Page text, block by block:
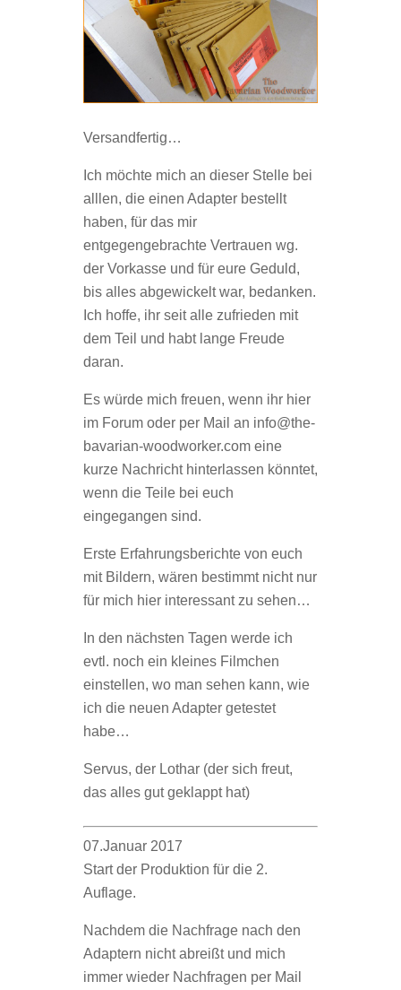
Versandfertig…
Ich möchte mich an dieser Stelle bei
alllen, die einen Adapter bestellt
haben, für das mir
entgegengebrachte Vertrauen wg.
der Vorkasse und für eure Geduld,
bis alles abgewickelt war, bedanken.
Ich hoffe, ihr seit alle zufrieden mit
dem Teil und habt lange Freude
daran.
Es würde mich freuen, wenn ihr hier
im Forum oder per Mail an info@the-
bavarian-woodworker.com eine
kurze Nachricht hinterlassen könntet,
wenn die Teile bei euch
eingegangen sind.
Erste Erfahrungsberichte von euch
mit Bildern, wären bestimmt nicht nur
für mich hier interessant zu sehen…
In den nächsten Tagen werde ich
evtl. noch ein kleines Filmchen
einstellen, wo man sehen kann, wie
ich die neuen Adapter getestet
habe…
Servus, der Lothar (der sich freut,
das alles gut geklappt hat)
07.Januar 2017
Start der Produktion für die 2.
Auflage.
Nachdem die Nachfrage nach den
Adaptern nicht abreißt und mich
immer wieder Nachfragen per Mail